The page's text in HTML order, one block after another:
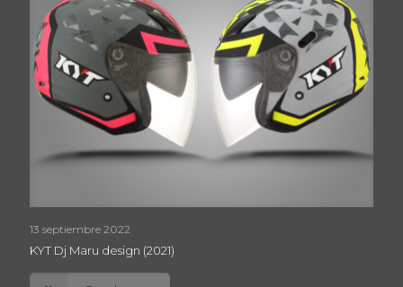
13 septiembre 2022
KYT Dj Maru design (2021)